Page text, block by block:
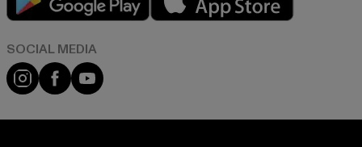
Instagram
FacebookYouTube